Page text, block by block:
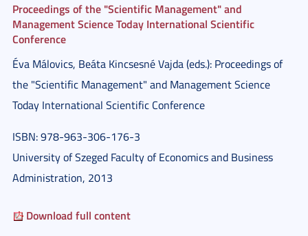
Proceedings of the "Scientific Management" and
Management Science Today International Scientific
Conference
Éva Málovics, Beáta Kincsesné Vajda (eds.): Proceedings of
the "Scientific Management" and Management Science
Today International Scientific Conference
ISBN: 978-963-306-176-3
University of Szeged Faculty of Economics and Business
Administration, 2013
Download full content